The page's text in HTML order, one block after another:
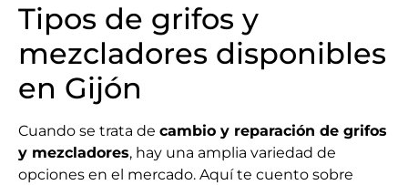
Tipos de grifos y
mezcladores disponibles
en Gijón
Cuando se trata de cambio y reparación de grifos
y mezcladores, hay una amplia variedad de
opciones en el mercado. Aquí te cuento sobre